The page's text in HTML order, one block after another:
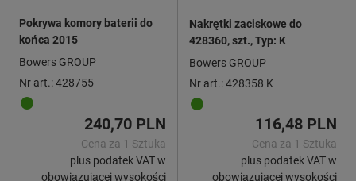
Pokrywa komory baterii do
końca 2015
Bowers GROUP
Nr art.: 428755
240,70 PLN
Cena za 1 Sztuka
plus podatek VAT w
obowiązującej wysokości
Nakrętki zaciskowe do
428360, szt., Typ: K
Bowers GROUP
Nr art.: 428358 K
116,48 PLN
Cena za 1 Sztuka
plus podatek VAT w
obowiązującej wysokości